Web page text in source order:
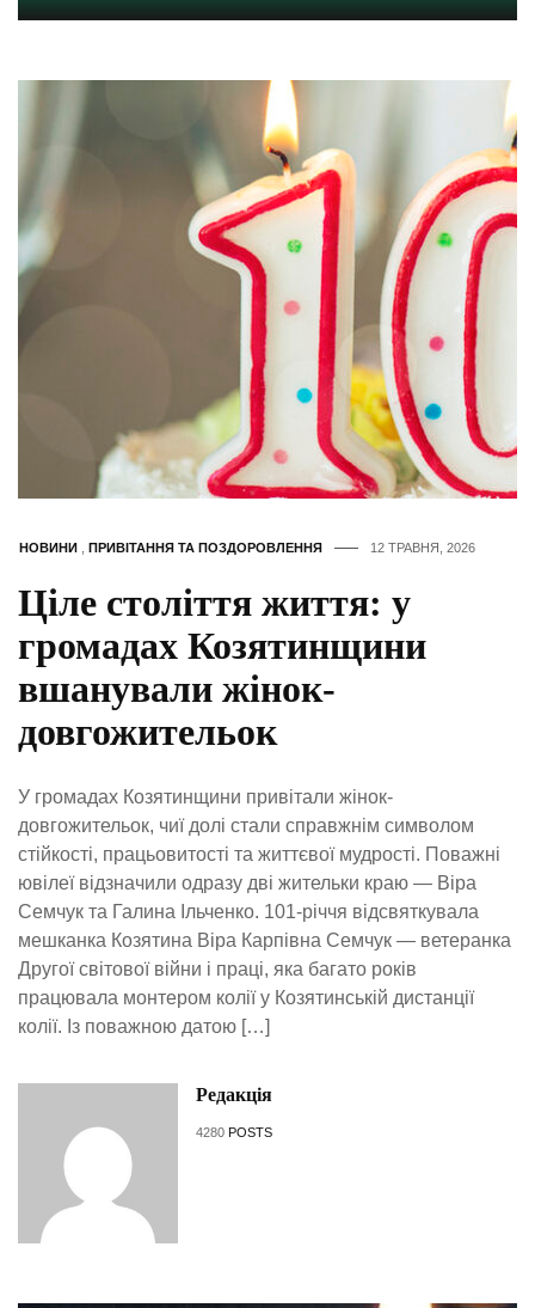
НОВИНИ ПРИВІТАННЯ ТА ПОЗДОРОВЛЕННЯ 12 ТРАВНЯ, 2026
Ціле століття життя: у
громадах Козятинщини
вшанували жінок-
довгожительок
У громадах Козятинщини привітали жінок-
довгожительок, чиї долі стали справжнім символом
стійкості, працьовитості та життєвої мудрості. Поважні
ювілеї відзначили одразу дві жительки краю — Віра
Семчук та Галина Ільченко. 101-річчя відсвяткувала
мешканка Козятина Віра Карпівна Семчук — ветеранка
Другої світової війни і праці, яка багато років
працювала монтером колії у Козятинській дистанції
колії. Із поважною датою […]
Редакція
4280 POSTS